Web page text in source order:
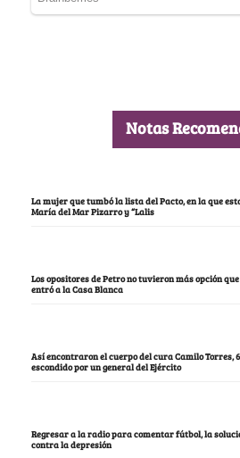
Notas
La mujer que tumbó la lista del Pacto, en la que
María del Mar Pizarro y “Lalis
Los opositores de Petro no tuvieron más opción
entró a la Casa Blanca
Así encontraron el cuerpo del cura Camilo Torres,
escondido por un general del Ejército
Regresar a la radio para comentar fútbol, la
contra la depresión